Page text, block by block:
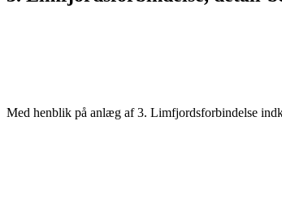
Med henblik på anlæg af 3. Limfjordsforbindelse